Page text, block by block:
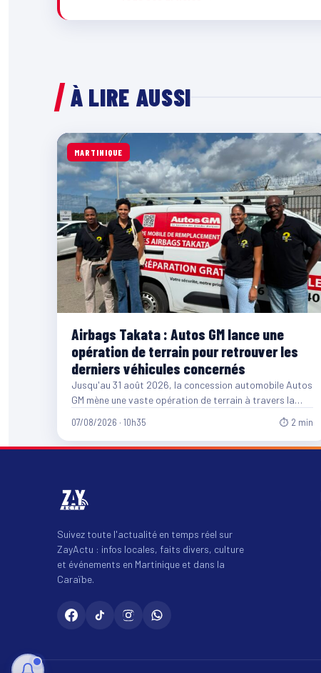
À LIRE AUSSI
MARTINIQUE
Airbags Takata : Autos GM lance une
opération de terrain pour retrouver les
derniers véhicules concernés
Jusqu'au 31 août 2026, la concession automobile Autos
GM mène une vaste opération de terrain à travers la…
07/08/2026 · 10h35 ⏱ 2 min
Suivez toute l'actualité en temps réel sur
ZayActu : infos locales, faits divers, culture
et événements en Martinique et dans la
Caraïbe.